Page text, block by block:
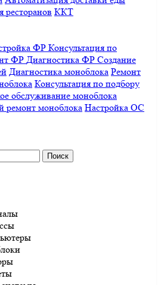
ресторанов ККТ
ФР Консультация по
ФР Диагностика ФР Создание
Диагностика моноблока Ремонт
Консультация по подбору
обслуживание моноблока
ремонт моноблока Настройка ОС